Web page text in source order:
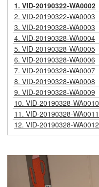
1. VID-20190322-WA0002
2. VID-20190322-WA0003
3. VID-20190328-WA0003
4. VID-20190328-WA0004
5. VID-20190328-WA0005
6. VID-20190328-WA0006
7. VID-20190328-WA0007
8. VID-20190328-WA0008
9. VID-20190328-WA0009
10. VID-20190328-WA0010
11. VID-20190328-WA0011
12. VID-20190328-WA0012